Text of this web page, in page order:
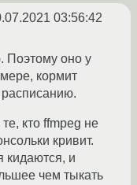
03:56:42
Поэтому оно у
кормит
кто ffmpeg не
кривит.
и
чем тыкать